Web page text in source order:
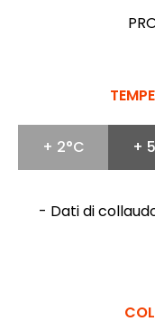
+ 2°C +
- Dati di